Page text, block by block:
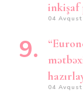
inkişaf
04
04